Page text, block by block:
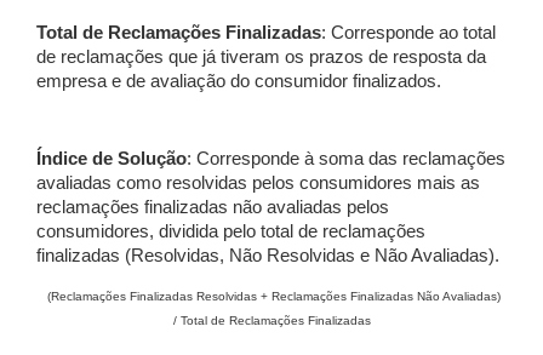
Total de Reclamações Finalizadas: Corresponde ao total
de reclamações que já tiveram os prazos de resposta da
empresa e de avaliação do consumidor finalizados.
Índice de Solução: Corresponde à soma das reclamações
avaliadas como resolvidas pelos consumidores mais as
reclamações finalizadas não avaliadas pelos
consumidores, dividida pelo total de reclamações
finalizadas (Resolvidas, Não Resolvidas e Não Avaliadas).
(Reclamações Finalizadas Resolvidas + Reclamações Finalizadas Não Avaliadas)
/ Total de Reclamações Finalizadas